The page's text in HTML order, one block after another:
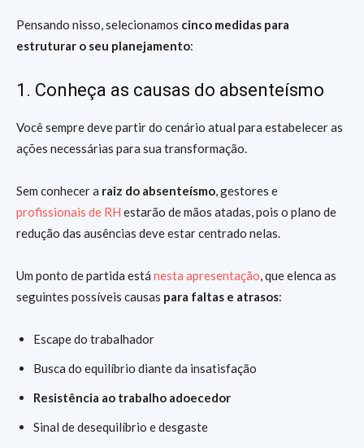
Pensando nisso, selecionamos cinco medidas para
estruturar o seu planejamento:
1. Conheça as causas do absenteísmo
Você sempre deve partir do cenário atual para estabelecer as
ações necessárias para sua transformação.
Sem conhecer a raiz do absenteísmo, gestores e
profissionais de RH estarão de mãos atadas, pois o plano de
redução das ausências deve estar centrado nelas.
Um ponto de partida está nesta apresentação, que elenca as
seguintes possíveis causas para faltas e atrasos:
Escape do trabalhador
Busca do equilíbrio diante da insatisfação
Resistência ao trabalho adoecedor
Sinal de desequilíbrio e desgaste